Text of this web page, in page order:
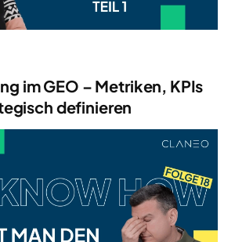
im GEO – Metriken, KPIs
definieren